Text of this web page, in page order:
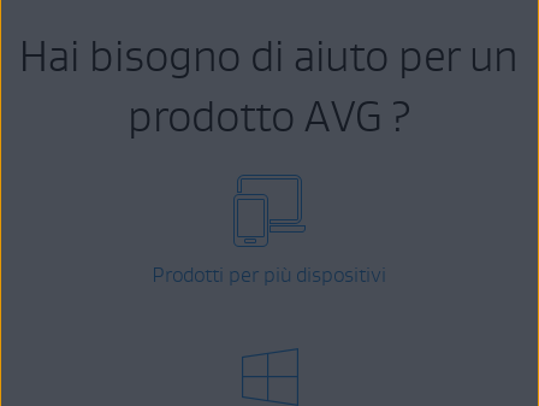
Hai bisogno di aiuto per un
prodotto AVG ?
Prodotti per più dispositivi